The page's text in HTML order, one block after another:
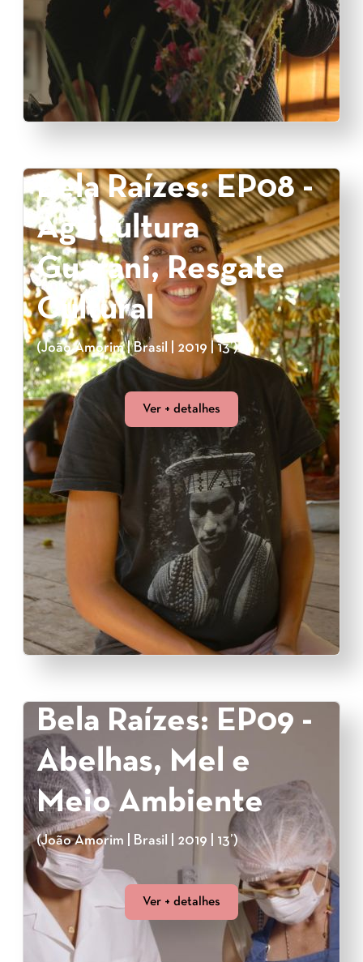
Bela Raízes: EP08 -
Agricultura
Guarani, Resgate
Cultural
(João Amorim | Brasil | 2019 | 13’)
Ver + detalhes
Bela Raízes: EP09 -
Abelhas, Mel e
Meio Ambiente
(João Amorim | Brasil | 2019 | 13’)
Ver + detalhes